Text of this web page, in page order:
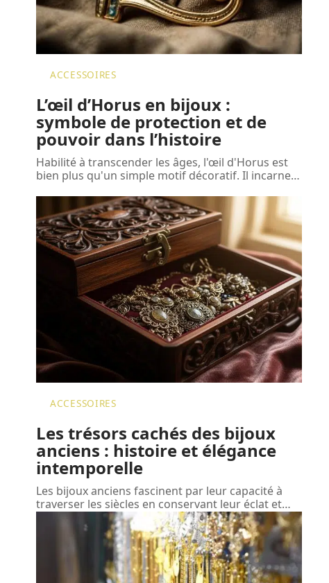
ACCESSOIRES
L’œil d’Horus en bijoux :
symbole de protection et de
pouvoir dans l’histoire
Habilité à transcender les âges, l'œil d'Horus est
bien plus qu'un simple motif décoratif. Il incarne…
ACCESSOIRES
Les trésors cachés des bijoux
anciens : histoire et élégance
intemporelle
Les bijoux anciens fascinent par leur capacité à
traverser les siècles en conservant leur éclat et…